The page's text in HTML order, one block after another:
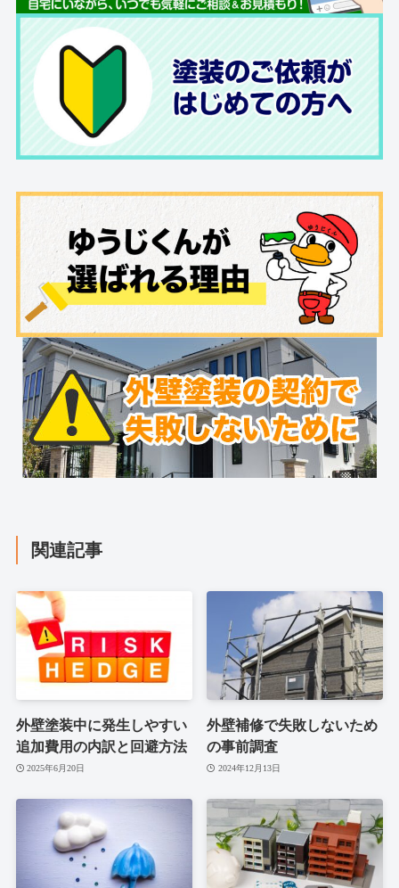
関連記事
外壁塗装中に発生しやすい
追加費用の内訳と回避方法
2025年6月20日
外壁補修で失敗しないため
の事前調査
2024年12月13日